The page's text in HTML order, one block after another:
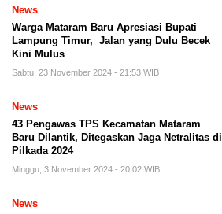
News
Warga Mataram Baru Apresiasi Bupati
Lampung Timur, Jalan yang Dulu Becek
Kini Mulus
Sabtu, 23 November 2024 - 21:53 WIB
News
43 Pengawas TPS Kecamatan Mataram
Baru Dilantik, Ditegaskan Jaga Netralitas di
Pilkada 2024
Minggu, 3 November 2024 - 20:02 WIB
News